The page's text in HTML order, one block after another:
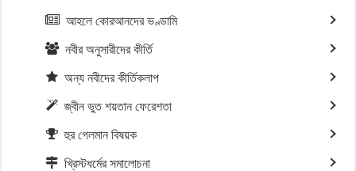
আহলে কোরআনদের ভণ্ডামি
নবীর অনুসারীদের কীর্তি
অন্য নবীদের কীর্তিকলাপ
জ্বীন ভুত শয়তান ফেরেশতা
হুর গেলমান বিষয়ক
খ্রিস্টধর্মের সমালোচনা